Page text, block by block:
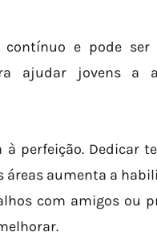
contínuo e pode
ajudar jovens a
à perfeição. Dedicar
áreas aumenta a
com amigos ou